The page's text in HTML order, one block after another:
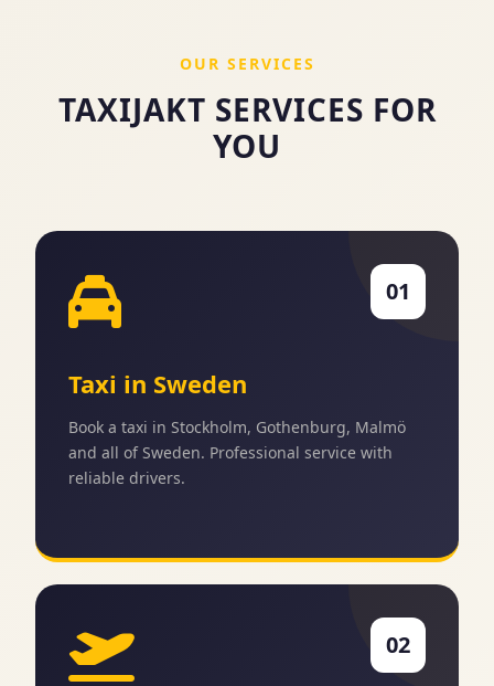
OUR SERVICES
TAXIJAKT SERVICES FOR
YOU
01
Taxi in Sweden
Book a taxi in Stockholm, Gothenburg, Malmö
and all of Sweden. Professional service with
reliable drivers.
02